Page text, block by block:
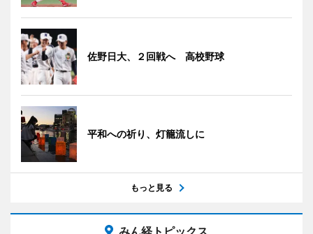
佐野日大、２回戦へ 高校野球
平和への祈り、灯籠流しに
もっと見る